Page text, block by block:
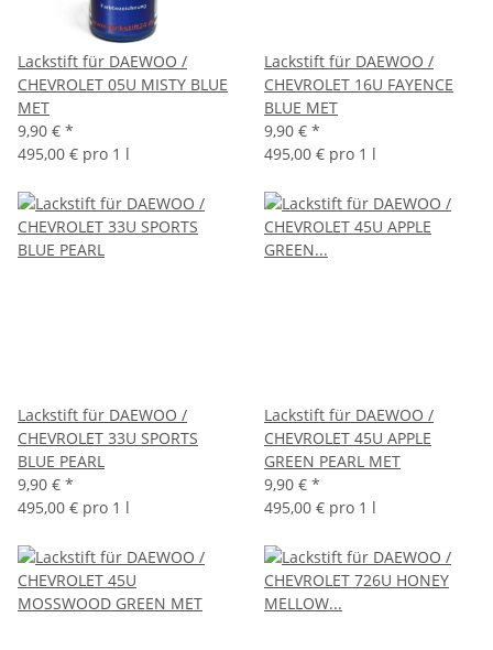
Lackstift für DAEWOO /
CHEVROLET 05U MISTY BLUE
MET
9,90 € *
495,00 € pro 1 l
Lackstift für DAEWOO /
CHEVROLET 16U FAYENCE
BLUE MET
9,90 € *
495,00 € pro 1 l
Lackstift für DAEWOO /
CHEVROLET 33U SPORTS
BLUE PEARL
9,90 € *
495,00 € pro 1 l
Lackstift für DAEWOO /
CHEVROLET 45U APPLE
GREEN PEARL MET
9,90 € *
495,00 € pro 1 l